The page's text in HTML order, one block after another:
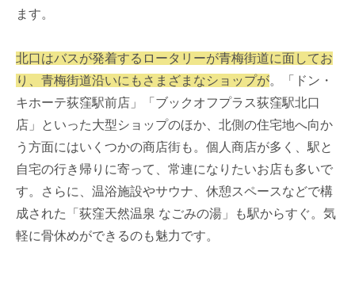
ます。
北口はバスが発着するロータリーが青梅街道に面してお
り、青梅街道沿いにもさまざまなショップが。「ドン・
キホーテ荻窪駅前店」「ブックオフプラス荻窪駅北口
店」といった大型ショップのほか、北側の住宅地へ向か
う方面にはいくつかの商店街も。個人商店が多く、駅と
自宅の行き帰りに寄って、常連になりたいお店も多いで
す。さらに、温浴施設やサウナ、休憩スペースなどで構
成された「荻窪天然温泉 なごみの湯」も駅からすぐ。気
軽に骨休めができるのも魅力です。